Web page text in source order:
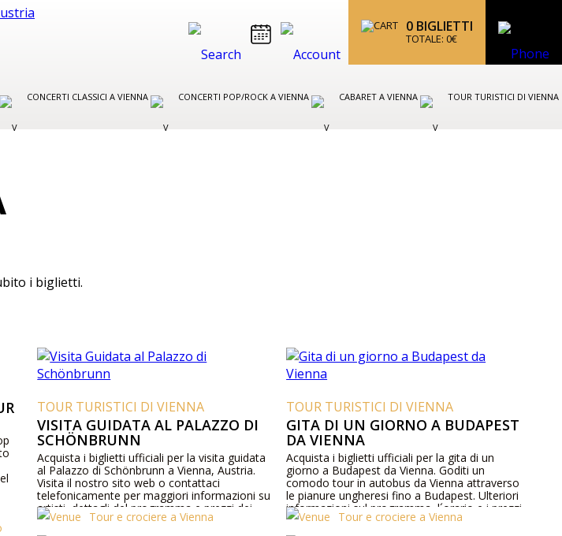
0 BIGLIETTI
TOTALE: 0€
CONCERTI CLASSICI A VIENNA CONCERTI POP/ROCK A VIENNA CABARET A VIENNA TOUR TURISTICI DI VIENNA
i biglietti.
TOUR TURISTICI DI VIENNA
VISITA GUIDATA AL PALAZZO DI
SCHÖNBRUNN
Acquista i biglietti ufficiali per la visita guidata
al Palazzo di Schönbrunn a Vienna, Austria.
Visita il nostro sito web o contattaci
telefonicamente per maggiori informazioni su
artisti, dettagli del programma e prezzi dei
biglietti.
Tour e crociere a Vienna
TOUR TURISTICI DI VIENNA
GITA DI UN GIORNO A BUDAPEST
DA VIENNA
Acquista i biglietti ufficiali per la gita di un
giorno a Budapest da Vienna. Goditi un
comodo tour in autobus da Vienna attraverso
le pianure ungheresi fino a Budapest. Ulteriori
informazioni sul programma, l´orario e i prezzi
sono disponibili online e per telefono.
Tour e crociere a Vienna